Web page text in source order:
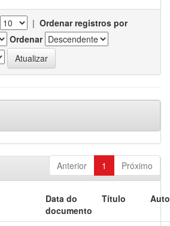
| Ordenar registros por
Ordenar
Anterior 1 Próximo
Data do
documento
Título